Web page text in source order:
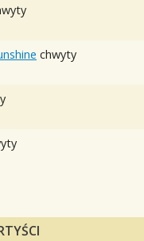
chwyty